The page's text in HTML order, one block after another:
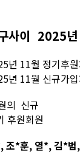
사이 2025
년 11월 정기후
년 11월 신규가
의 신규
후원회원
조*훈, 열*, 김*